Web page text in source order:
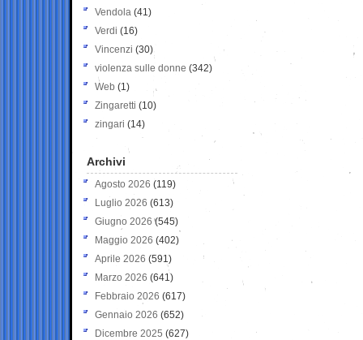
Vendola (41)
Verdi (16)
Vincenzi (30)
violenza sulle donne (342)
Web (1)
Zingaretti (10)
zingari (14)
Archivi
Agosto 2026 (119)
Luglio 2026 (613)
Giugno 2026 (545)
Maggio 2026 (402)
Aprile 2026 (591)
Marzo 2026 (641)
Febbraio 2026 (617)
Gennaio 2026 (652)
Dicembre 2025 (627)